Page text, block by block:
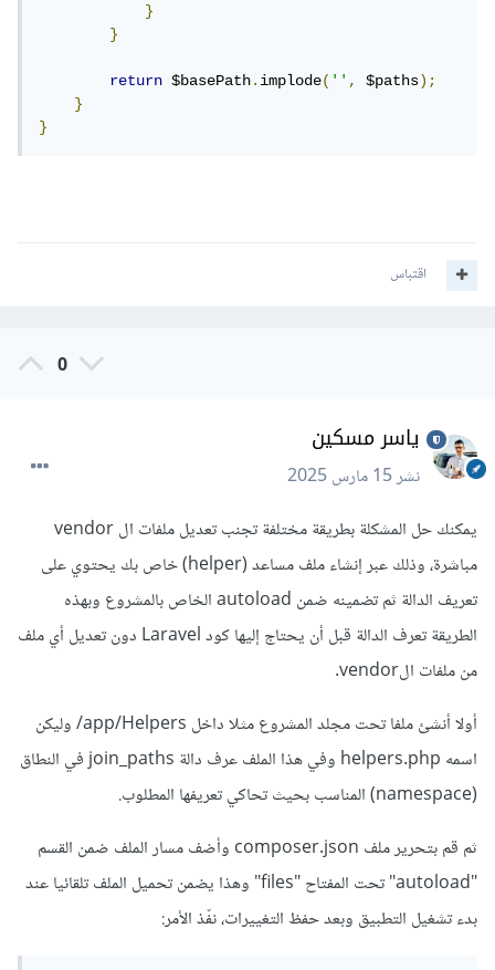
}
}
return $basePath.implode('', $paths);
}
}
اقتباس
0
ياسر مسكين
نشر15 مارس 2025
يمكنك حل المشكلة بطريقة مختلفة تجنب تعديل ملفات ال vendor
مباشرة، وذلك عبر إنشاء ملف مساعد (helper) خاص بك يحتوي على
تعريف الدالة ثم تضمينه ضمن autoload الخاص بالمشروع وبهذه
الطريقة تعرف الدالة قبل أن يحتاج إليها كود Laravel دون تعديل أي ملف
من ملفات الvendor.
أولا أنشئ ملفا تحت مجلد المشروع مثلا داخل app/Helpers/ وليكن
اسمه helpers.php وفي هذا الملف عرف دالة join_paths في النطاق
ثم قم بتحرير ملف composer.json وأضف مسار الملف ضمن القسم
"autoload" تحت المفتاح "files" وهذا يضمن تحميل الملف تلقائيا عند
بدء تشغيل التطبيق وبعد حفظ التغييرات، نفّذ الأمر: